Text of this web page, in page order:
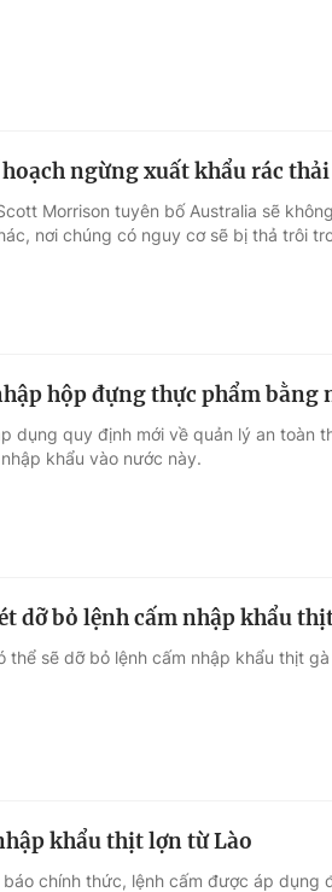
ngừng xuất khẩu rác
Morrison tuyên bố Australia sẽ
nơi chúng có nguy cơ sẽ bị thả trôi
hộp đựng thực phẩm bằng
dụng quy định mới về quản lý an toàn
khẩu vào nước này.
dỡ bỏ lệnh cấm nhập khẩu
thể sẽ dỡ bỏ lệnh cấm nhập khẩu thịt
khẩu thịt lợn từ Lào
chính thức, lệnh cấm được áp dụng